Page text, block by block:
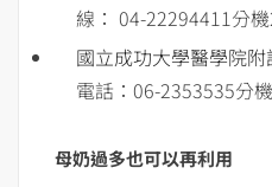
線： 04-22294411分
國立成功大學醫學院
電話：06-2353535分
母奶過多也可以再利用